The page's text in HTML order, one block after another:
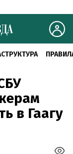
в Гаагу